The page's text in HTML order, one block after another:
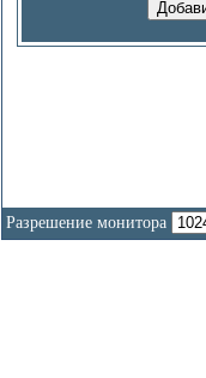
Разрешение монитора